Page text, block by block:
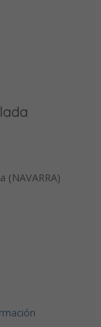
(NAVARRA)